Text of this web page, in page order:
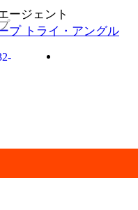
ージェント
プ トライ・アングル